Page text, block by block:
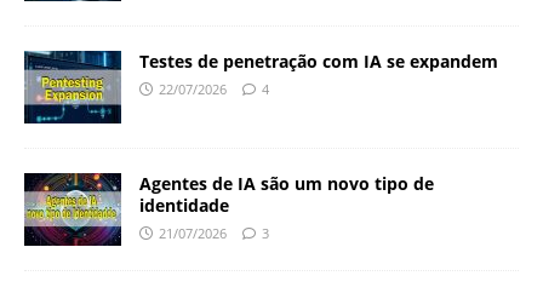
Testes de penetração com IA se expandem
22/07/2026 4
Agentes de IA são um novo tipo de
identidade
21/07/2026 3